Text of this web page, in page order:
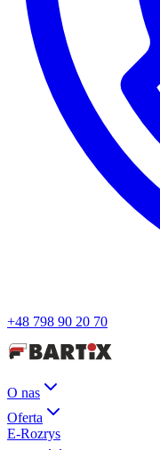
+48 798 90 20 70
O nas
Oferta
E-Rozrys